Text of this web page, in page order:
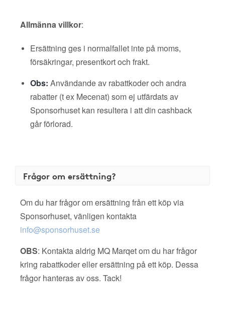
Allmänna villkor:
Ersättning ges i normalfallet inte på moms,
försäkringar, presentkort och frakt.
Obs: Användande av rabattkoder och andra
rabatter (t ex Mecenat) som ej utfärdats av
Sponsorhuset kan resultera i att din cashback
går förlorad.
Frågor om ersättning?
Om du har frågor om ersättning från ett köp via
Sponsorhuset, vänligen kontakta
info@sponsorhuset.se
OBS: Kontakta aldrig MQ Marqet om du har frågor
kring rabattkoder eller ersättning på ett köp. Dessa
frågor hanteras av oss. Tack!